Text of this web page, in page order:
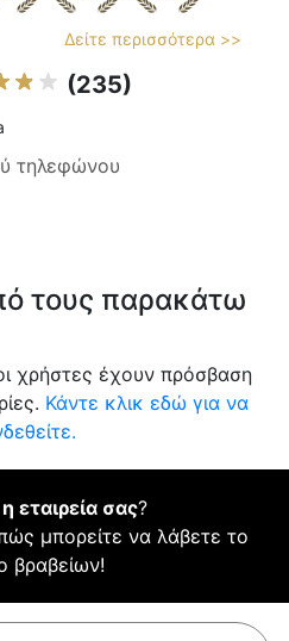
Δείτε περισσότερα >>
(235)
τηλεφώνου
τους παρακάτω
χρήστες έχουν πρόσβαση
Κάντε κλικ εδώ για να
εταιρεία σας?
μπορείτε να λάβετε το
βραβείων!